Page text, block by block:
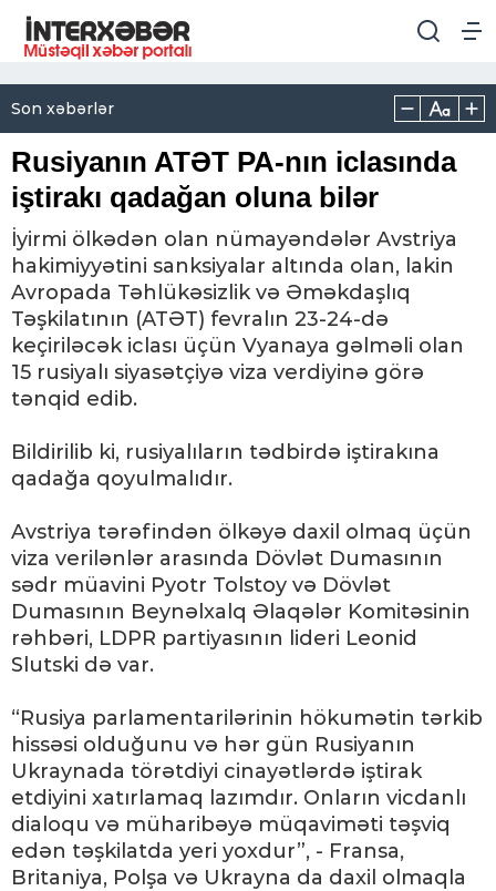
Son xəbərlər
Rusiyanın ATƏT PA-nın iclasında
iştirakı qadağan oluna bilər
İyirmi ölkədən olan nümayəndələr Avstriya
hakimiyyətini sanksiyalar altında olan, lakin
Avropada Təhlükəsizlik və Əməkdaşlıq
Təşkilatının (ATƏT) fevralın 23-24-də
keçiriləcək iclası üçün Vyanaya gəlməli olan
15 rusiyalı siyasətçiyə viza verdiyinə görə
tənqid edib.
Bildirilib ki, rusiyalıların tədbirdə iştirakına
qadağa qoyulmalıdır.
Avstriya tərəfindən ölkəyə daxil olmaq üçün
viza verilənlər arasında Dövlət Dumasının
sədr müavini Pyotr Tolstoy və Dövlət
Dumasının Beynəlxalq Əlaqələr Komitəsinin
rəhbəri, LDPR partiyasının lideri Leonid
Slutski də var.
“Rusiya parlamentarilərinin hökumətin tərkib
hissəsi olduğunu və hər gün Rusiyanın
Ukraynada törətdiyi cinayətlərdə iştirak
etdiyini xatırlamaq lazımdır. Onların vicdanlı
dialoqu və müharibəyə müqaviməti təşviq
edən təşkilatda yeri yoxdur”, - Fransa,
Britaniya, Polşa və Ukrayna da daxil olmaqla